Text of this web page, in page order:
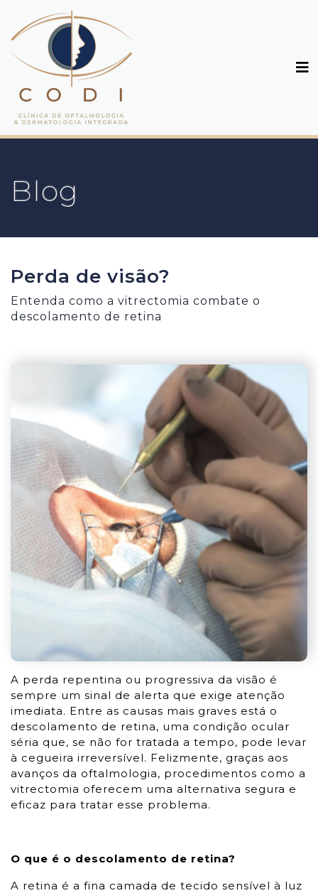
Blog
Perda de visão?
Entenda como a vitrectomia combate o
descolamento de retina
A perda repentina ou progressiva da visão é
sempre um sinal de alerta que exige atenção
imediata. Entre as causas mais graves está o
descolamento de retina, uma condição ocular
séria que, se não for tratada a tempo, pode levar
à cegueira irreversível. Felizmente, graças aos
avanços da oftalmologia, procedimentos como a
vitrectomia oferecem uma alternativa segura e
eficaz para tratar esse problema.
O que é o descolamento de retina?
A retina é a fina camada de tecido sensível à luz